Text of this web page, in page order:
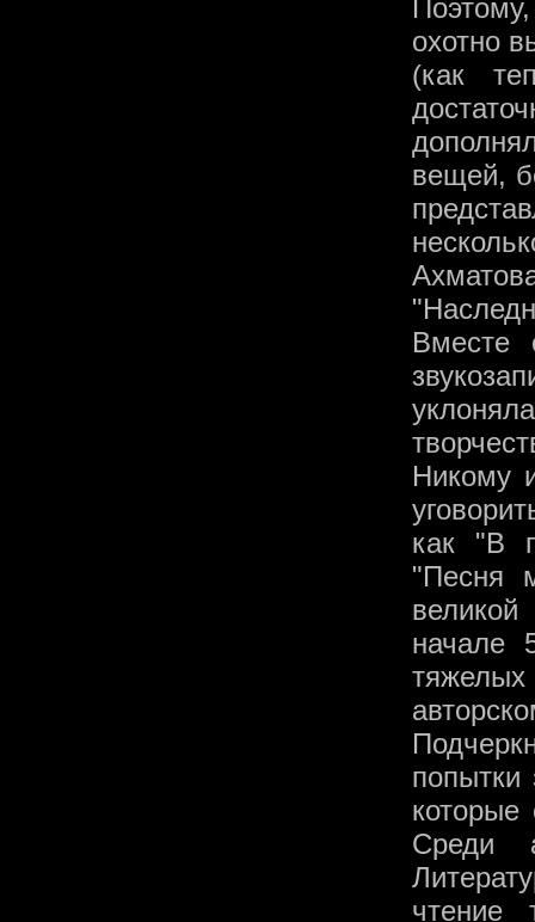
охотно
(как
вещей,
Вместе
Никому
как "В
"Песня
начале
тяжелых
попытки
которые
Среди
чтение